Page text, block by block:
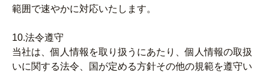
範囲で速やかに対応いたします。
10.法令遵守
当社は、個人情報を取り扱うにあたり、個人情報の取扱
いに関する法令、国が定める方針その他の規範を遵守い